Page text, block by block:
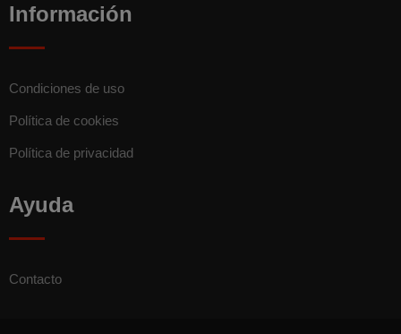
Información
Condiciones de uso
Política de cookies
Política de privacidad
Ayuda
Contacto